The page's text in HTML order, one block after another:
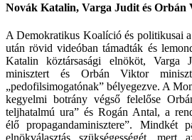
Novák Katalin, Varga Judit és Orbán
A Demokratikus Koalíció és politikusai
után rövid videóban támadták és
Katalin köztársasági elnököt, Varga
minisztert és Orbán Viktor
„pedofilsimogatónak” bélyegezve. A
kegyelmi botrány végső felelőse
teljhatalmú ura” és Rogán Antal, a
élő propagandaminisztere”. Mindkét
elnökválasztás szükségességét,